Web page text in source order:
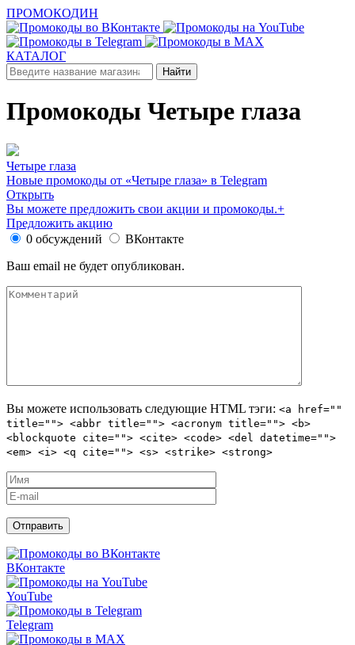
ПРОМОКОДИН
КАТАЛОГ
Промокоды Четыре глаза
Четыре глаза
Новые промокоды от «Четыре глаза» в Telegram
Открыть
Вы можете предложить свои акции и промокоды.+
Предложить акцию
0 обсуждений
ВКонтакте
Ваш email не будет опубликован.
Вы можете использовать следующие HTML тэги: <a href=""
title=""> <abbr title=""> <acronym title=""> <b>
<blockquote cite=""> <cite> <code> <del datetime="">
<em> <i> <q cite=""> <s> <strike> <strong>
ВКонтакте
YouTube
Telegram